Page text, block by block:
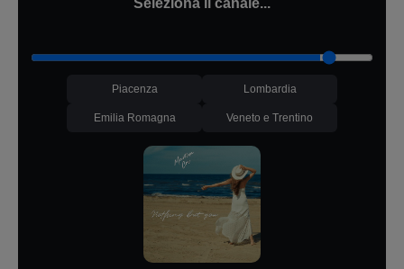
Seleziona il canale...
Piacenza Lombardia
Emilia Romagna Veneto e Trentino